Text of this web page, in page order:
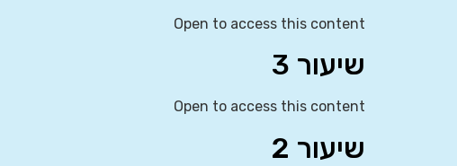
Open to access this content
שיעור 3
Open to access this content
שיעור 2